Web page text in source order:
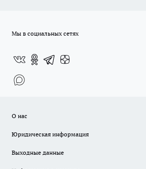
Мы в социальных сетях
О нас
Юридическая информация
Выходные данные